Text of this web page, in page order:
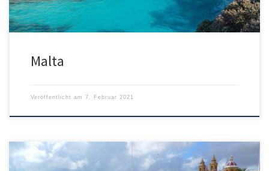
Malta
Veröffentlicht am 7. Februar 2021